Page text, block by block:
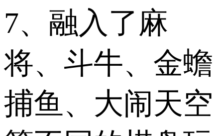
7、融入了麻
将、斗牛、金蟾
捕鱼、大闹天空